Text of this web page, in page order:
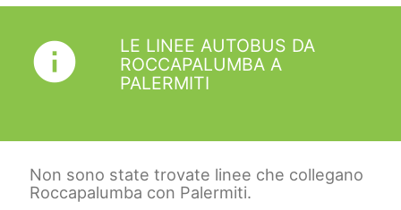
info
LE LINEE AUTOBUS DA
ROCCAPALUMBA A
PALERMITI
Non sono state trovate linee che collegano
Roccapalumba con Palermiti.